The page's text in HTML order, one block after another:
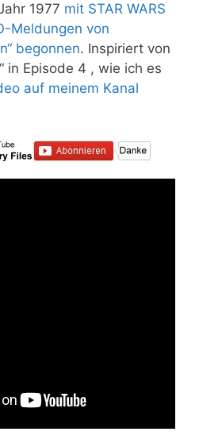
1977 mit STAR WARS
Meldungen von
begonnen. Inspiriert von
in Episode 4 , wie ich es
auf meinem Kanal